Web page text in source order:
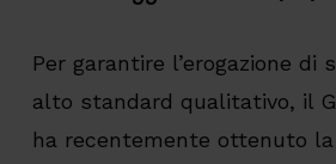
Per garantire l’erogazione di
alto standard qualitativo, il
ha recentemente ottenuto